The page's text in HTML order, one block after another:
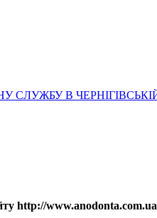
В
http://